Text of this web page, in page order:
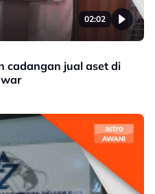
02:02
cadangan jual aset di